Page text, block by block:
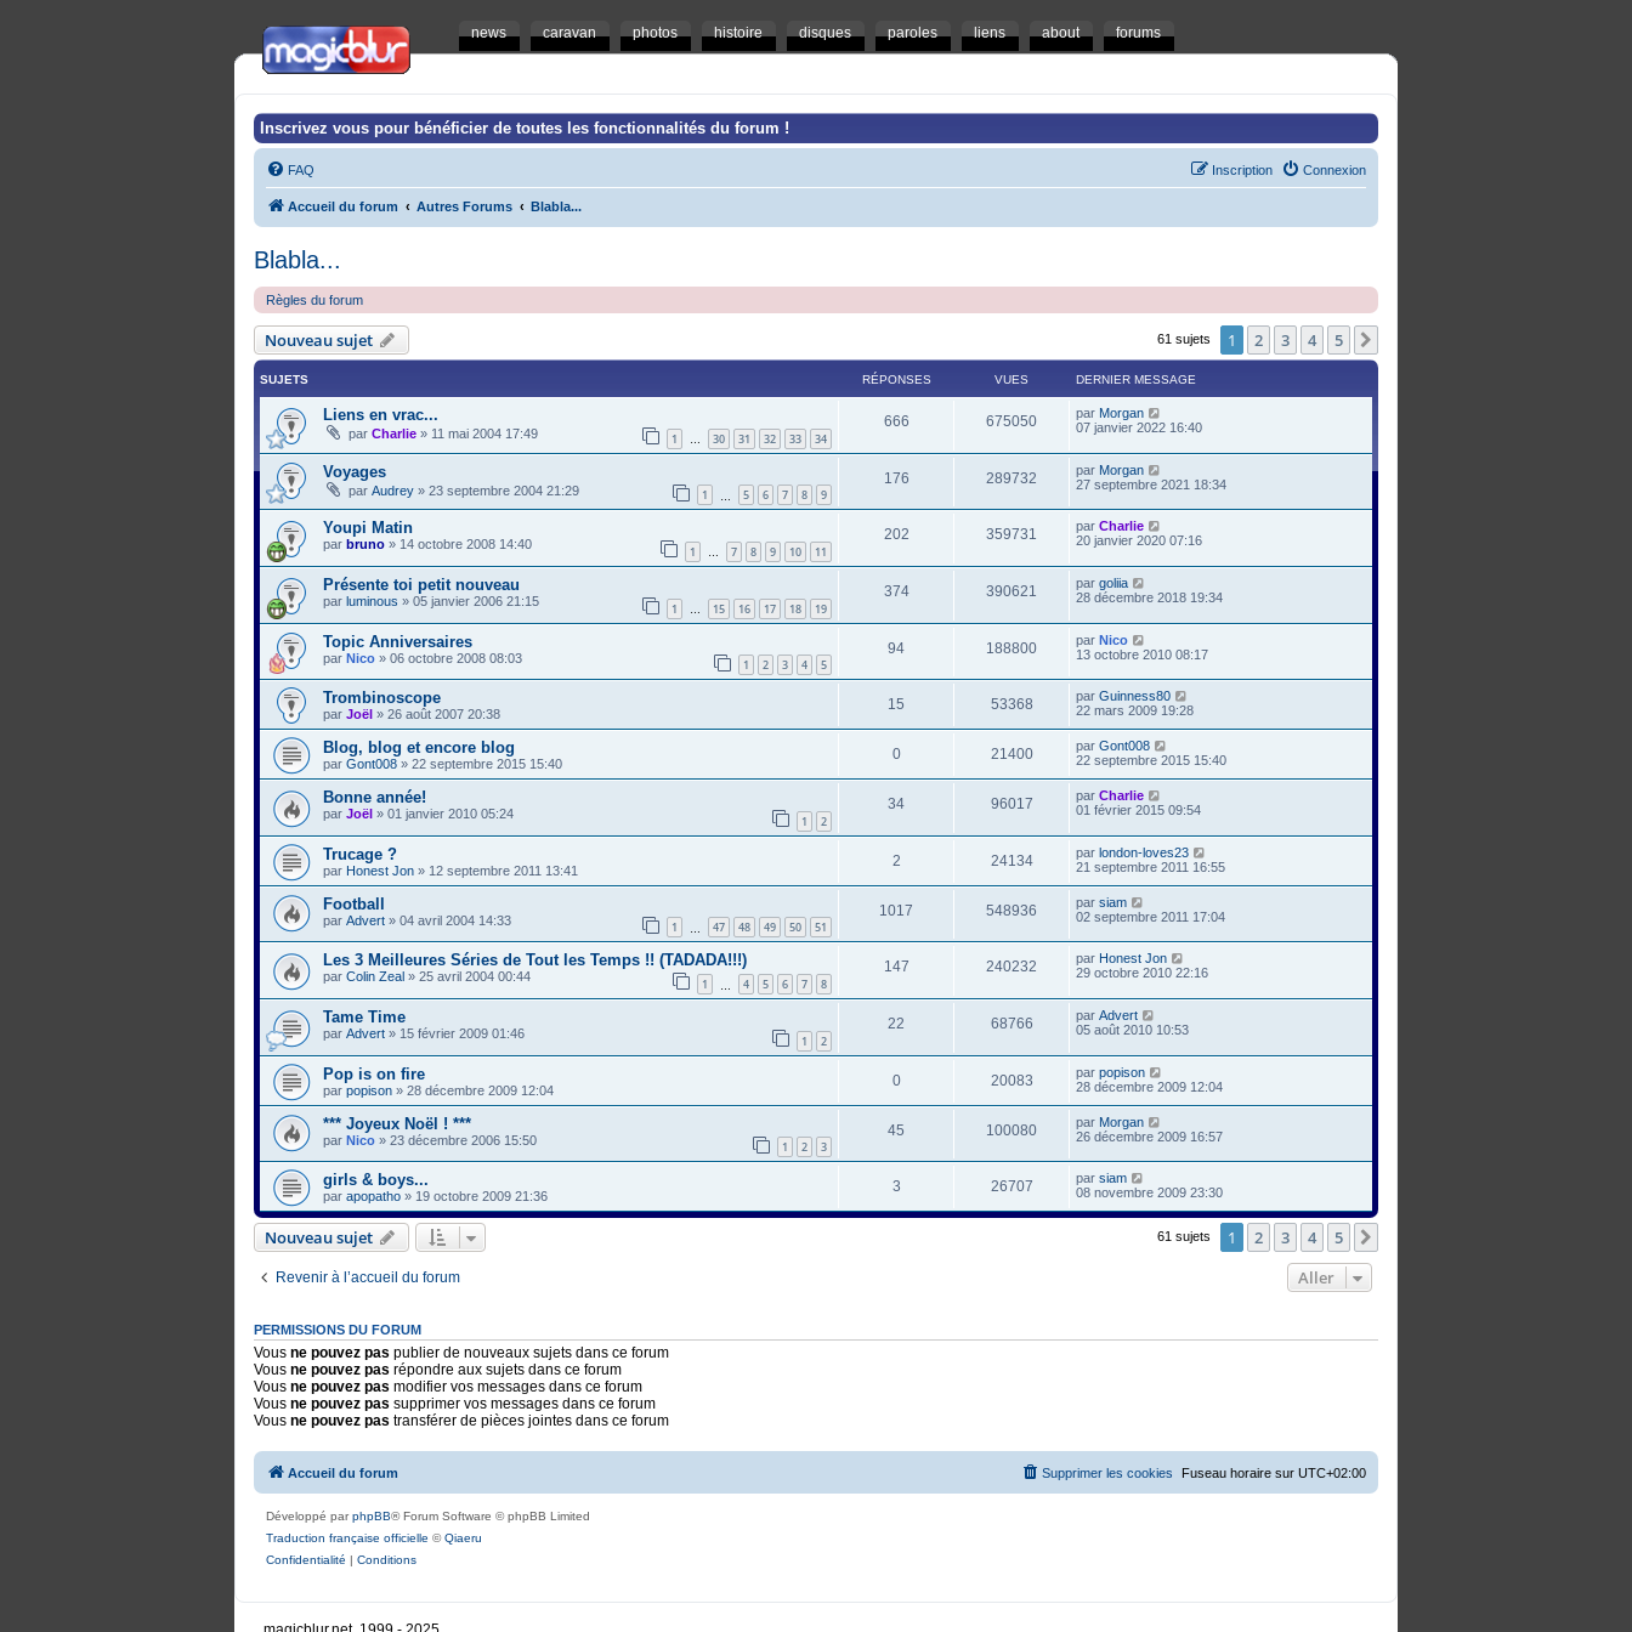
news caravan photos histoire disques paroles liens about forums
Inscrivez vous pour bénéficier de toutes les fonctionnalités du forum !
FAQ Connexion
Inscription
Accueil du forum Autres Forums Blabla...
Blabla...
Règles du forum
Nouveau sujet 61 sujets 1 2 3 4 5
SUJETS RÉPONSES VUES DERNIER MESSAGE
Liens en vrac...
par Charlie » 11 mai 2004 17:49 1 … 30 31 32 33 34
666 675050 par Morgan
07 janvier 2022 16:40
Voyages
par Audrey » 23 septembre 2004 21:29 1 5 6 7 8 9
176 289732 par Morgan
27 septembre 2021 18:34
Youpi Matin
par bruno » 14 octobre 2008 14:40 1 … 7 8 9 10 11
202 359731 par Charlie
20 janvier 2020 07:16
Présente toi petit nouveau
par luminous » 05 janvier 2006 21:15 1 … 15 16 17 18 19
374 390621 par goliia
28 décembre 2018 19:34
Topic Anniversaires
par Nico » 06 octobre 2008 08:03 1 2 3 4 5
94 188800 par Nico
13 octobre 2010 08:17
Trombinoscope
par Joël » 26 août 2007 20:38
15 53368 par Guinness80
22 mars 2009 19:28
Blog, blog et encore blog
par Gont008 » 22 septembre 2015 15:40
0 21400 par Gont008
22 septembre 2015 15:40
Bonne année!
par Joël » 01 janvier 2010 05:24 1 2
34 96017 par Charlie
01 février 2015 09:54
Trucage ?
par Honest Jon » 12 septembre 2011 13:41
2 24134 par london-loves23
21 septembre 2011 16:55
Football
par Advert » 04 avril 2004 14:33 1 47 48 49 50 51
1017 548936 par siam
02 septembre 2011 17:04
Les 3 Meilleures Séries de Tout les Temps !! (TADADA!!!)
par Colin Zeal » 25 avril 2004 00:44 1 4 5 6 7 8
147 240232 par Honest Jon
29 octobre 2010 22:16
Tame Time
par Advert » 15 février 2009 01:46 1 2
22 68766 par Advert
05 août 2010 10:53
Pop is on fire
par popison » 28 décembre 2009 12:04
0 20083 par popison
28 décembre 2009 12:04
*** Joyeux Noël ! ***
par Nico » 23 décembre 2006 15:50 1 2 3
45 100080 par Morgan
26 décembre 2009 16:57
girls & boys...
par apopatho » 19 octobre 2009 21:36
3 26707 par siam
08 novembre 2009 23:30
Nouveau sujet 61 sujets 1 2 3 4 5
Revenir à l’accueil du forum Aller
PERMISSIONS DU FORUM
Vous ne pouvez pas publier de nouveaux sujets dans ce forum
Vous ne pouvez pas répondre aux sujets dans ce forum
Vous ne pouvez pas modifier vos messages dans ce forum
Vous ne pouvez pas supprimer vos messages dans ce forum
Vous ne pouvez pas transférer de pièces jointes dans ce forum
Accueil du forum Fuseau horaire sur UTC+02:00
Supprimer les cookies
Développé parphpBB® Forum Software © phpBB Limited
Traduction française officielle ©Qiaeru
Confidentialité
Conditions